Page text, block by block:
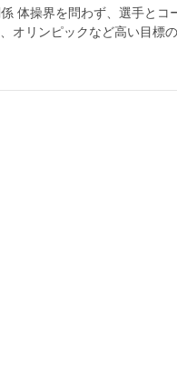
体操界を問わず、選手とコ
オリンピックなど高い目標